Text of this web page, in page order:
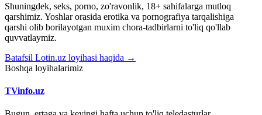
Shuningdek, seks, porno, zo'ravonlik, 18+ sahifalarga mutloq
qarshimiz. Yoshlar orasida erotika va pornografiya tarqalishiga
qarshi olib borilayotgan muxim chora-tadbirlarni to'liq qo'llab
quvvatlaymiz.
Batafsil Lotin.uz loyihasi haqida →
Boshqa loyihalarimiz
TVinfo.uz